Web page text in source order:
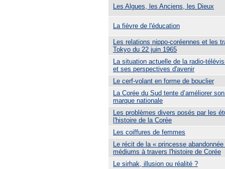
Les Algues, les Anciens, les Dieux
La fièvre de l'éducation
Les relations nippo-coréennes et les
Tokyo du 22 juin 1965
La situation actuelle de la radio-
et ses perspectives d'avenir
Le cerf-volant en forme de bouclier
La Corée du Sud tente d’améliorer
marque nationale
Les problèmes divers posés par les
l'histoire de la Corée
Les coiffures de femmes
Le récit de la « princesse
médiums à travers l'histoire de Corée
Le sirhak, illusion ou réalité ?